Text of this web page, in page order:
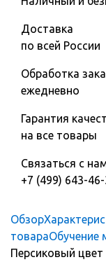
Доставка
по всей России
Обработка
ежедневно
Гарантия
на все товары
Связаться с
+7 (499) 643-
Обзор
товараОбучение
Персиковый